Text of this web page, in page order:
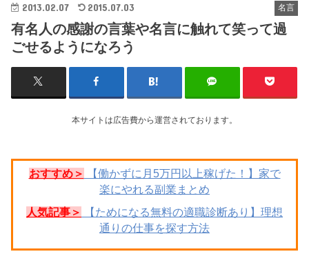
名言
2013.02.07 2015.07.03
有名人の感謝の言葉や名言に触れて笑って過
ごせるようになろう
本サイトは広告費から運営されております。
おすすめ＞
【働かずに月5万円以上稼げた！】家で
楽にやれる副業まとめ
人気記事＞
【ためになる無料の適職診断あり】理想
通りの仕事を探す方法